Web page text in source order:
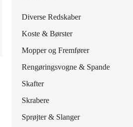
Diverse Redskaber
Koste & Børster
Mopper og Fremfører
Rengøringsvogne & Spande
Skafter
Skrabere
Sprøjter & Slanger